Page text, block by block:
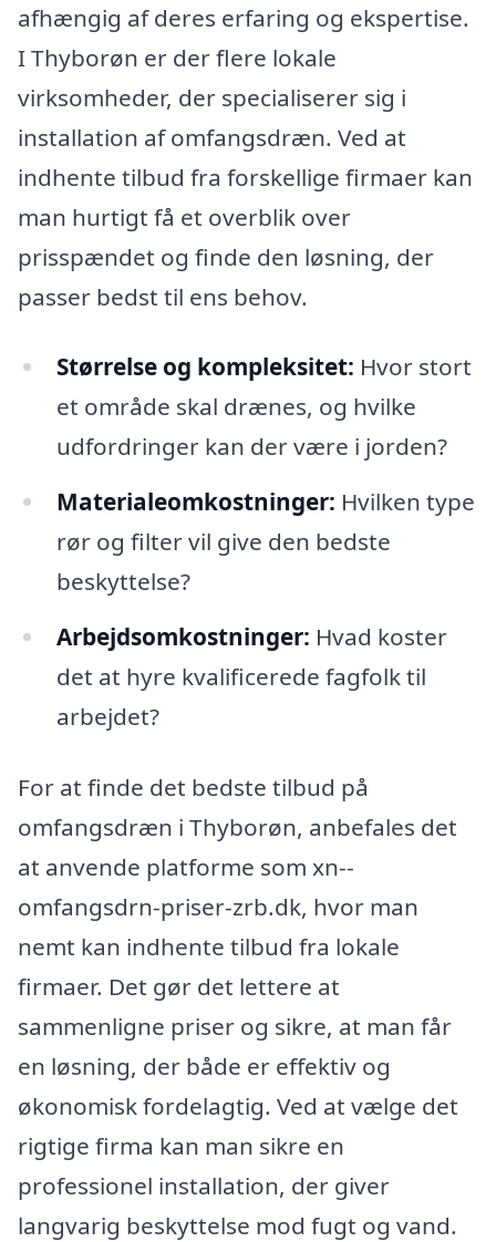
afhængig af deres erfaring og ekspertise.
I Thyborøn er der flere lokale
virksomheder, der specialiserer sig i
installation af omfangsdræn. Ved at
indhente tilbud fra forskellige firmaer kan
man hurtigt få et overblik over
prisspændet og finde den løsning, der
passer bedst til ens behov.
Størrelse og kompleksitet: Hvor stort
et område skal drænes, og hvilke
udfordringer kan der være i jorden?
Materialeomkostninger: Hvilken type
rør og filter vil give den bedste
beskyttelse?
Arbejdsomkostninger: Hvad koster
det at hyre kvalificerede fagfolk til
arbejdet?
For at finde det bedste tilbud på
omfangsdræn i Thyborøn, anbefales det
at anvende platforme som xn--
omfangsdrn-priser-zrb.dk, hvor man
nemt kan indhente tilbud fra lokale
firmaer. Det gør det lettere at
sammenligne priser og sikre, at man får
en løsning, der både er effektiv og
økonomisk fordelagtig. Ved at vælge det
rigtige firma kan man sikre en
professionel installation, der giver
langvarig beskyttelse mod fugt og vand.